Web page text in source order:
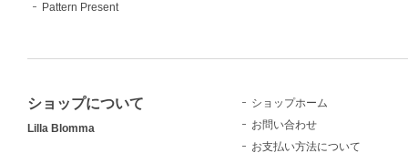
Pattern Present
ショップについて
Lilla Blomma
ショップホーム
お問い合わせ
お支払い方法について